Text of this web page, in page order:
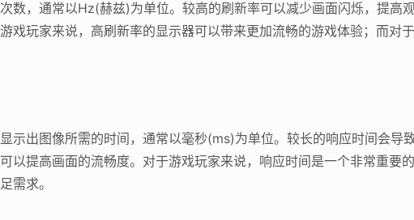
数，通常以Hz(赫兹)为单位。较高的刷新率可以减少画面闪烁，提高
戏玩家来说，高刷新率的显示器可以带来更加流畅的游戏体验；而对
示出图像所需的时间，通常以毫秒(ms)为单位。较长的响应时间会导
以提高画面的流畅度。对于游戏玩家来说，响应时间是一个非常重要
需求。